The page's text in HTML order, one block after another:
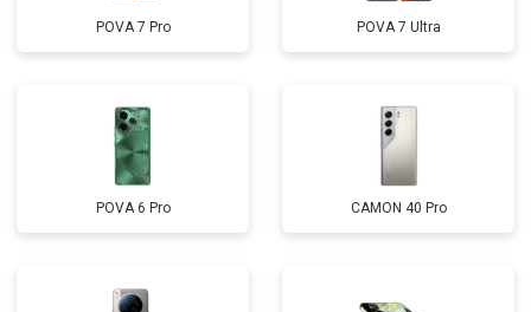
POVA 7 Pro POVA 7 Ultra
POVA 6 Pro CAMON 40 Pro